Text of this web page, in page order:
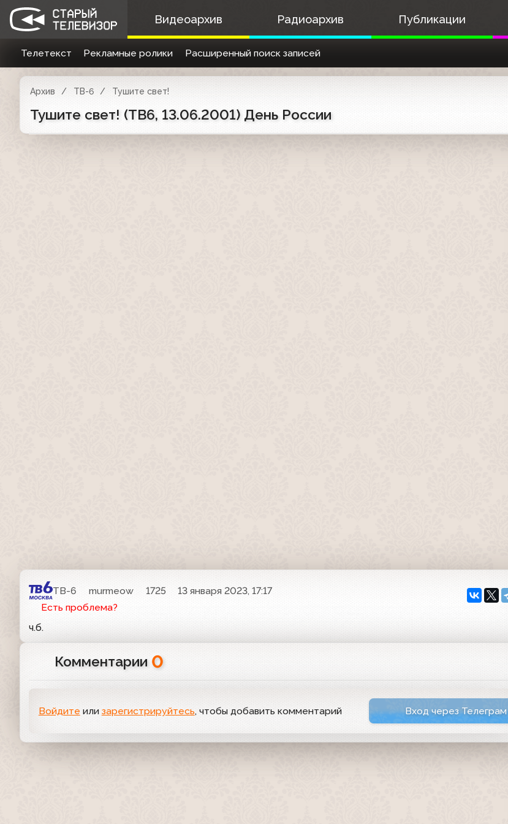
Видеоархив Радиоархив Публикации
Телетекст Рекламные ролики Расширенный поиск записей
Архив ТВ-6 Тушите свет!
Тушите свет! (ТВ6, 13.06.2001) День России
ТВ-6 murmeow 1725
13 января 2023, 17:17
Есть проблема?
ч.б.
Комментарии 0
Войдите или зарегистрируйтесь, чтобы добавить комментарий Вход через Телеграм